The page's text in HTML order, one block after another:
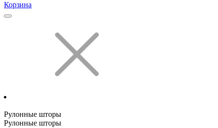
Корзина
Рулонные шторы
Рулонные шторы